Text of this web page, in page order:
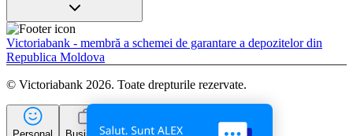
Victoriabank - membră a schemei de garantare a depozitelor din
Republica Moldova
© Victoriabank 2026. Toate drepturile rezervate.